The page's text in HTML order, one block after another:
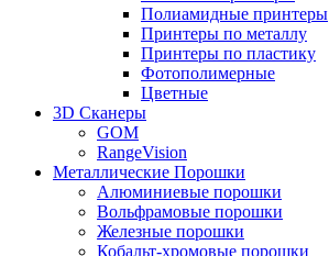
Полиамидные принтеры
Принтеры по металлу
Принтеры по пластику
Фотополимерные
Цветные
3D Сканеры
GOM
RangeVision
Металлические Порошки
Алюминиевые порошки
Вольфрамовые порошки
Железные порошки
Кобальт-хромовые порошки